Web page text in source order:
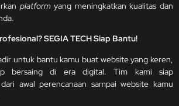
platformyang meningkatkan kualitas dan
SEGIA TECH Siap Bantu!
untuk bantu kamu buat website yang keren,
bersaing di era digital. Tim kami siap
awal perencanaan sampai website kamu